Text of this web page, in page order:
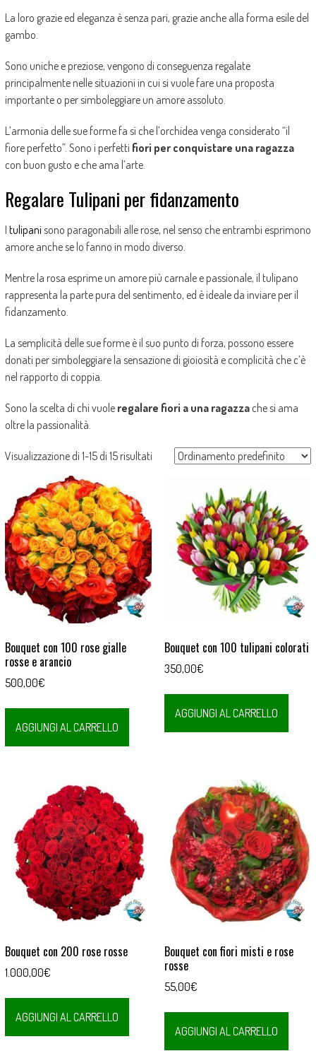
La loro grazie ed eleganza è senza pari, grazie anche alla forma esile del
gambo.
Sono uniche e preziose, vengono di conseguenza regalate
principalmente nelle situazioni in cui si vuole fare una proposta
importante o per simboleggiare un amore assoluto.
L’armonia delle sue forme fa sì che l’orchidea venga considerato “il
fiore perfetto”. Sono i perfetti fiori per conquistare una ragazza
con buon gusto e che ama l’arte.
Regalare Tulipani per fidanzamento
I tulipani sono paragonabili alle rose, nel senso che entrambi esprimono
amore anche se lo fanno in modo diverso.
Mentre la rosa esprime un amore più carnale e passionale, il tulipano
rappresenta la parte pura del sentimento, ed è ideale da inviare per il
fidanzamento.
La semplicità delle sue forme è il suo punto di forza, possono essere
donati per simboleggiare la sensazione di gioiosità e complicità che c’è
nel rapporto di coppia.
Sono la scelta di chi vuole regalare fiori a una ragazzache si ama
oltre la passionalità.
Visualizzazione di 1-15 di 15 risultati
Bouquet con 100 rose gialle
rosse e arancio
500,00€
AGGIUNGI AL CARRELLO
Bouquet con 100 tulipani colorati
350,00€
AGGIUNGI AL CARRELLO
Bouquet con 200 rose rosse
1.000,00€
AGGIUNGI AL CARRELLO
Bouquet con fiori misti e rose
rosse
55,00€
AGGIUNGI AL CARRELLO